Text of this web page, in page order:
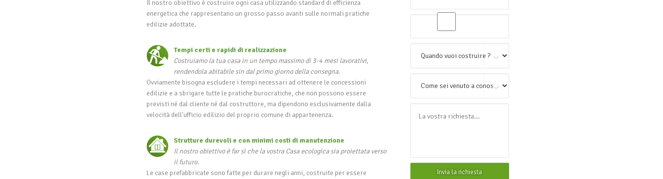
Il nostro obiettivo è costruire ogni casa utilizzando standard di efficienza
energetica che rappresentano un grosso passo avanti sulle normali pratiche
edilizie adottate.
Tempi certi e rapidi di realizzazione
Costruiamo la tua casa in un tempo massimo di 3-4 mesi lavorativi,
rendendola abitabile sin dal primo giorno della consegna.
Ovviamente bisogna escludere i tempi necessari ad ottenere le concessioni
edilizie e a sbrigare tutte le pratiche burocratiche, che non possono essere
previsti né dal cliente né dal costruttore, ma dipendono esclusivamente dalla
velocità dell'ufficio edilizio del proprio comune di appartenenza.
Strutture durevoli e con minimi costi di manutenzione
Il nostro obiettivo è far sì che la vostra Casa ecologica sia proiettata verso
il futuro.
Le case prefabbricate sono fatte per durare negli anni, costruite per essere
Invia la richiesta